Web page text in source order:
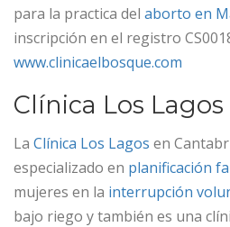
para la practica del aborto en
inscripción en el registro
www.clinicaelbosque.com
Clínica Los Lagos
La Clínica Los Lagos en
especializado en planificación
mujeres en la interrupción
bajo riego y también es una